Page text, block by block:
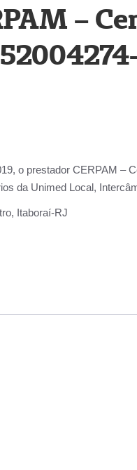
–
, o prestador CERPAM –
da Unimed Local,
Itaboraí-RJ